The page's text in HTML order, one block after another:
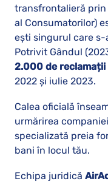
transfrontalieră prin
al Consumatorilor)
ești singurul care
Potrivit Gândul
2.000 de reclamații
2022 și iulie 2023.
Calea oficială
urmărirea
specializată preia
bani în locul tău.
Echipa juridică